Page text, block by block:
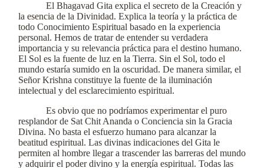
El Bhagavad Gita explica el secreto de la Creación y
la esencia de la Divinidad. Explica la teoría y la práctica de
todo Conocimiento Espiritual basado en la experiencia
personal. Hemos de tratar de entender su verdadera
importancia y su relevancia práctica para el destino humano.
El Sol es la fuente de luz en la Tierra. Sin el Sol, todo el
mundo estaría sumido en la oscuridad. De manera similar, el
Señor Krishna constituye la fuente de la iluminación
intelectual y del esclarecimiento espiritual.
Es obvio que no podríamos experimentar el puro
resplandor de Sat Chit Ananda o Conciencia sin la Gracia
Divina. No basta el esfuerzo humano para alcanzar la
beatitud espiritual. Las divinas indicaciones del Gita le
permiten al hombre llegar a trascender las barreras del mundo
y adquirir el poder divino y la energía espiritual. Todas las